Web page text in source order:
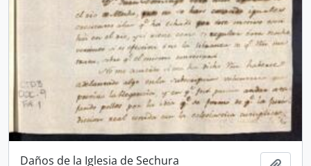
Daños de la Iglesia de Sechura